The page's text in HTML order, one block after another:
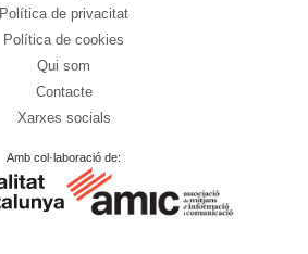
Política de privacitat
Política de cookies
Qui som
Contacte
Xarxes socials
Amb col·laboració de: